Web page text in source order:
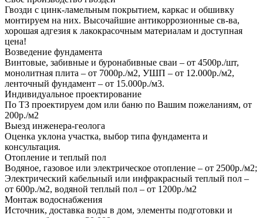
Гвозди с цинк-ламельным покрытием, каркас и обшивку
монтируем на них. Высочайшие антикоррозионные св-ва,
хорошая адгезия к лакокрасочным материалам и доступная
цена!
Возведение фундамента
Винтовые, забивные и буронабивные сваи – от 4500р./шт,
монолитная плита – от 7000р./м2, УШП – от 12.000р./м2,
ленточный фундамент – от 15.000р./м3.
Индивидуальное проектирование
По ТЗ проектируем дом или баню по Вашим пожеланиям, от
200р./м2
Выезд инженера-геолога
Оценка уклона участка, выбор типа фундамента и
консультация.
Отопление и теплый пол
Водяное, газовое или электрическое отопление – от 2500р./м2;
Электрический кабельный или инфракрасный теплый пол –
от 600р./м2, водяной теплый пол – от 1200р./м2
Монтаж водоснабжения
Источник, доставка воды в дом, элементы подготовки и